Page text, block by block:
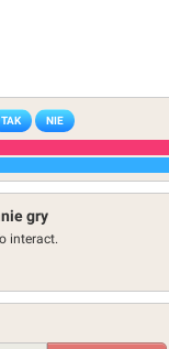
TAK NIE
gry
interact.